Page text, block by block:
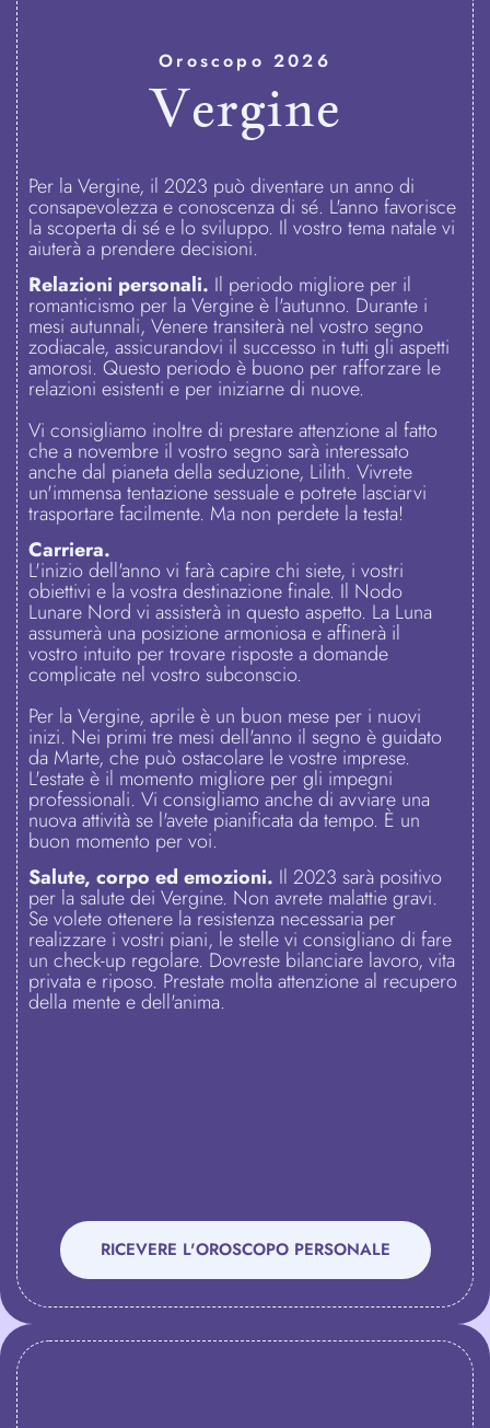
Oroscopo 2026
Vergine
Per la Vergine, il 2023 può diventare un anno di
consapevolezza e conoscenza di sé. L'anno favorisce
la scoperta di sé e lo sviluppo. Il vostro tema natale vi
aiuterà a prendere decisioni.
Relazioni personali. Il periodo migliore per il
romanticismo per la Vergine è l'autunno. Durante i
mesi autunnali, Venere transiterà nel vostro segno
zodiacale, assicurandovi il successo in tutti gli aspetti
amorosi. Questo periodo è buono per rafforzare le
relazioni esistenti e per iniziarne di nuove.
Vi consigliamo inoltre di prestare attenzione al fatto
che a novembre il vostro segno sarà interessato
anche dal pianeta della seduzione, Lilith. Vivrete
un'immensa tentazione sessuale e potrete lasciarvi
trasportare facilmente. Ma non perdete la testa!
Carriera.
L'inizio dell'anno vi farà capire chi siete, i vostri
obiettivi e la vostra destinazione finale. Il Nodo
Lunare Nord vi assisterà in questo aspetto. La Luna
assumerà una posizione armoniosa e affinerà il
vostro intuito per trovare risposte a domande
complicate nel vostro subconscio.
Per la Vergine, aprile è un buon mese per i nuovi
inizi. Nei primi tre mesi dell'anno il segno è guidato
da Marte, che può ostacolare le vostre imprese.
L'estate è il momento migliore per gli impegni
professionali. Vi consigliamo anche di avviare una
nuova attività se l'avete pianificata da tempo. È un
buon momento per voi.
Salute, corpo ed emozioni. Il 2023 sarà positivo
per la salute dei Vergine. Non avrete malattie gravi.
Se volete ottenere la resistenza necessaria per
realizzare i vostri piani, le stelle vi consigliano di fare
un check-up regolare. Dovreste bilanciare lavoro, vita
privata e riposo. Prestate molta attenzione al recupero
della mente e dell'anima.
RICEVERE L'OROSCOPO PERSONALE